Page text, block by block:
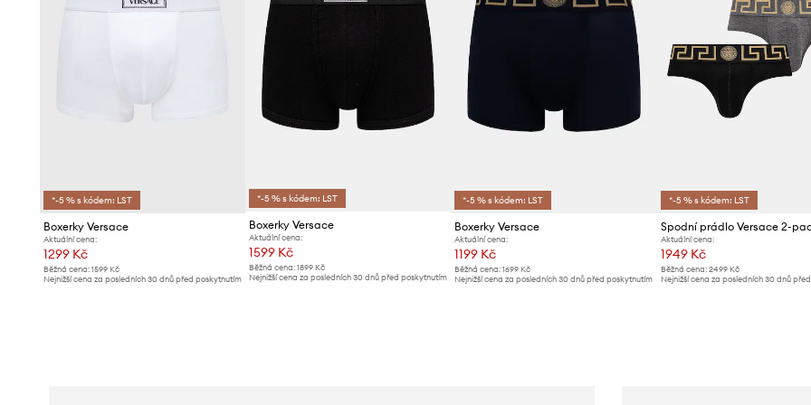
*-5 % s kódem: LST
Boxerky Versace
Aktuální cena:
1299 Kč
Běžná cena: 1599 Kč
Nejnižší cena za posledních 30 dnů před poskytnutím
*-5 % s kódem: LST
Boxerky Versace
Aktuální cena:
1599 Kč
Běžná cena:1899 Kč
Nejnižší cena za posledních 30 dnů před poskytnutím
*-5 % s kódem: LST
Boxerky Versace
Aktuální cena:
1199 Kč
Běžná cena: 1699 Kč
Nejnižší cena za posledních 30 dnů před poskytnutím
*-5 % s kódem: LST
Spodní prádlo Versace 2-
Aktuální cena:
1949 Kč
Běžná cena: 2499 Kč
Nejnižší cena za posledních 30 dnů